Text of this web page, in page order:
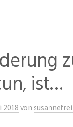
ist…
2018 von